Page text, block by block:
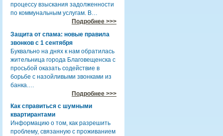
процессу взыскания задолженности
по коммунальным услугам. В…
Подробнее >>>
Защита от спама: новые правила
звонков с 1 сентября
Буквально на днях к нам обратилась
жительница города Благовещенска с
просьбой оказать содействие в
борьбе с назойливыми звонками из
банка.…
Подробнее >>>
Как справиться с шумными
квартирантами
Информацию о том, как разрешить
проблему, связанную с проживанием